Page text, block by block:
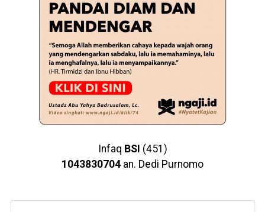
Infaq BSI (451)
1043830704 an. Dedi Purnomo